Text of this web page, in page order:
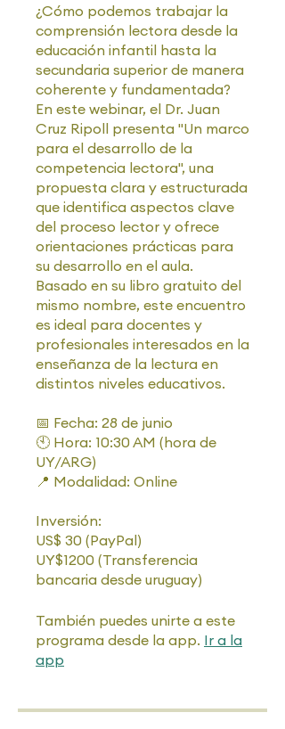
¿Cómo podemos trabajar la
comprensión lectora desde la
educación infantil hasta la
secundaria superior de manera
coherente y fundamentada?
En este webinar, el Dr. Juan
Cruz Ripoll presenta "Un marco
para el desarrollo de la
competencia lectora", una
propuesta clara y estructurada
que identifica aspectos clave
del proceso lector y ofrece
orientaciones prácticas para
su desarrollo en el aula.
Basado en su libro gratuito del
mismo nombre, este encuentro
es ideal para docentes y
profesionales interesados en la
enseñanza de la lectura en
distintos niveles educativos.
📅 Fecha: 28 de junio
🕙 Hora: 10:30 AM (hora de
UY/ARG)
📍 Modalidad: Online
Inversión:
US$ 30 (PayPal)
UY$1200 (Transferencia
bancaria desde uruguay)
También puedes unirte a este
programa desde la app. Ir a la
app